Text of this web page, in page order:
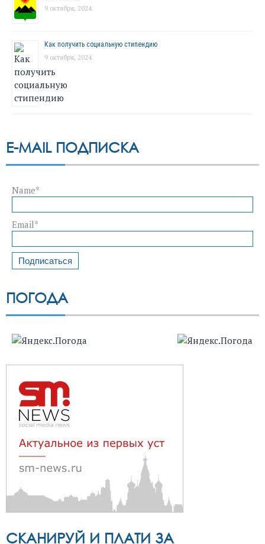
9 октября, 2024
Как получить социальную стипендию
9 октября, 2024
E-MAIL ПОДПИСКА
Name*
Email*
ПОГОДА
СКАНИРУЙ И ПЛАТИ ЗА